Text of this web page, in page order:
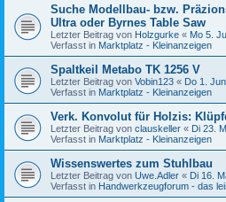
Suche Modellbau- bzw.
Ultra oder Byrnes Table Saw
Letzter Beitrag von Holzgurke « Mo 5.
Verfasst in Marktplatz - Kleinanzeigen
Spaltkeil Metabo TK 1256 V
Letzter Beitrag von Vobin123 « Do 1.
Verfasst in Marktplatz - Kleinanzeigen
Verk. Konvolut für Holzis:
Letzter Beitrag von clauskeller « Di 23.
Verfasst in Marktplatz - Kleinanzeigen
Wissenswertes zum Stuhlbau
Letzter Beitrag von Uwe.Adler « Di 16.
Verfasst in Handwerkzeugforum - das